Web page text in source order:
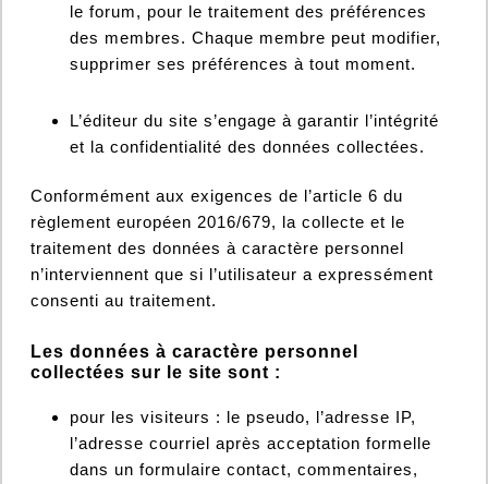
le forum, pour le traitement des préférences
des membres. Chaque membre peut modifier,
supprimer ses préférences à tout moment.
L’éditeur du site s’engage à garantir l’intégrité
et la confidentialité des données collectées.
Conformément aux exigences de l’article 6 du
règlement européen 2016/679, la collecte et le
traitement des données à caractère personnel
n’interviennent que si l’utilisateur a expressément
consenti au traitement.
Les données à caractère personnel
collectées sur le site sont :
pour les visiteurs : le pseudo, l’adresse IP,
l’adresse courriel après acceptation formelle
dans un formulaire contact, commentaires,